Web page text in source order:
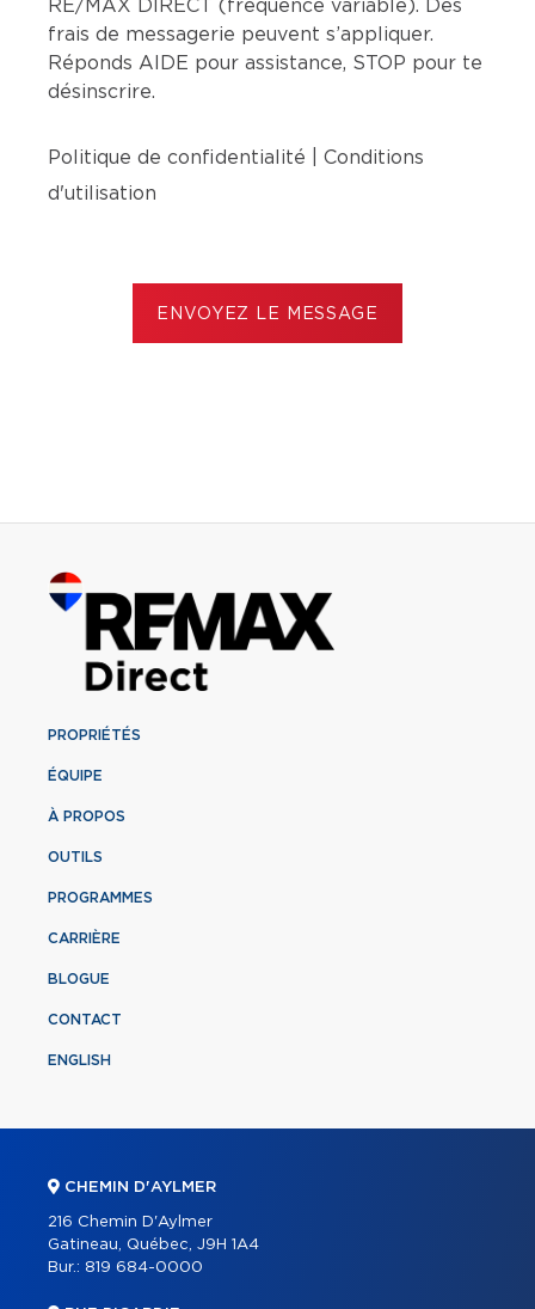
RE/MAX DIRECT (fréquence variable). Des
frais de messagerie peuvent s’appliquer.
Réponds AIDE pour assistance, STOP pour te
désinscrire.
Politique de confidentialité
Conditions
d'utilisation
ENVOYEZ LE MESSAGE
PROPRIÉTÉS
ÉQUIPE
À PROPOS
OUTILS
PROGRAMMES
CARRIÈRE
BLOGUE
CONTACT
ENGLISH
CHEMIN D'AYLMER
216 Chemin D'Aylmer
Gatineau, Québec, J9H 1A4
Bur.: 819 684-0000